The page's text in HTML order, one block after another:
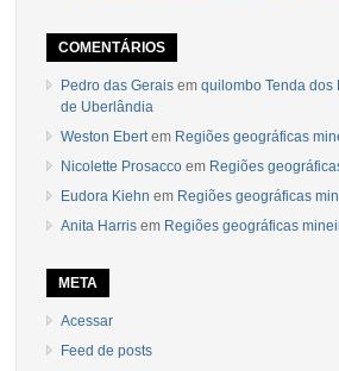
COMENTÁRIOS
Pedro das Gerais emquilombo Tenda
de Uberlândia
Weston Ebert em Regiões geográficas
Nicolette Prosacco em Regiões
Eudora Kiehn em Regiões geográficas
Anita Harris em Regiões geográficas
META
Acessar
Feed de posts